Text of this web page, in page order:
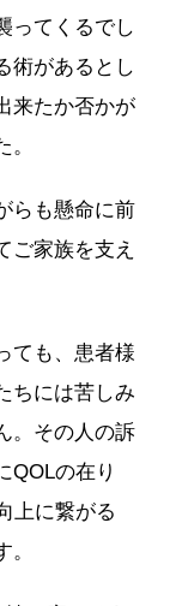
ってくるでし
術があるとし
来たか否かが
らも懸命に前
ご家族を支え
ても、患者様
ちには苦しみ
。その人の訴
QOLの在り
上に繋がる